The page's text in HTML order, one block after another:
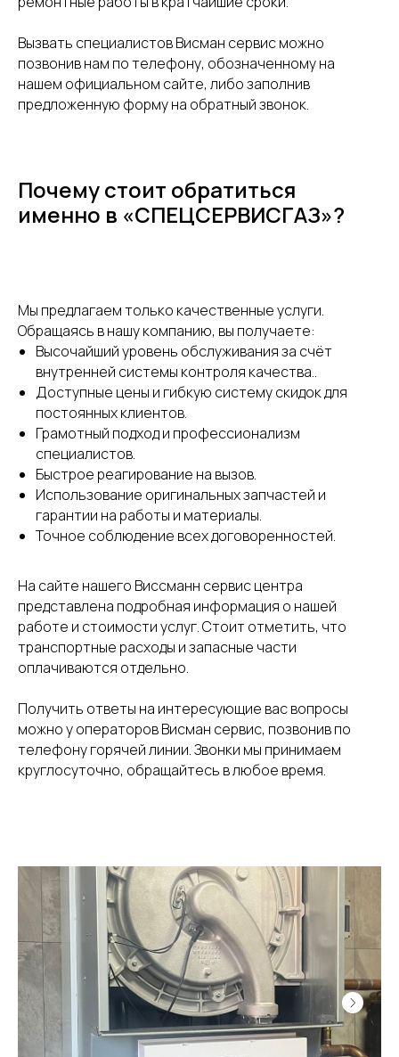
Вызвать специалистов Висман сервис можно
позвонив нам по телефону, обозначенному на
нашем официальном сайте, либо заполнив
предложенную форму на обратный звонок.
Почему стоит обратиться
именно в «СПЕЦСЕРВИСГАЗ»?
Мы предлагаем только качественные услуги.
Обращаясь в нашу компанию, вы получаете:
Высочайший уровень обслуживания за счёт
внутренней системы контроля качества..
Доступные цены и гибкую систему скидок для
постоянных клиентов.
Грамотный подход и профессионализм
специалистов.
Быстрое реагирование на вызов.
Использование оригинальных запчастей и
гарантии на работы и материалы.
Точное соблюдение всех договоренностей.
На сайте нашего Виссманн сервис центра
представлена подробная информация о нашей
работе и стоимости услуг. Стоит отметить, что
транспортные расходы и запасные части
оплачиваются отдельно.
Получить ответы на интересующие вас вопросы
можно у операторов Висман сервис, позвонив по
телефону горячей линии. Звонки мы принимаем
круглосуточно, обращайтесь в любое время.